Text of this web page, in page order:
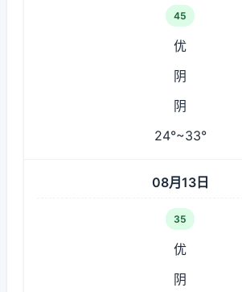
45
优
阴
阴
24°~33°
08月13日
35
优
阴